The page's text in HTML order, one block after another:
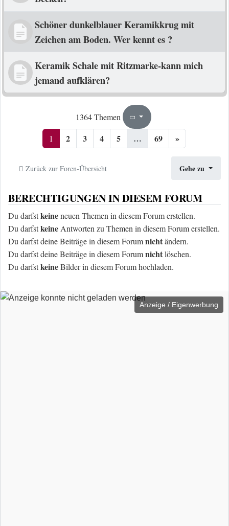
Schöner dunkelblauer Keramikkrug mit
Zeichen am Boden. Wer kennt es ?
Keramik Schale mit Ritzmarke-kann mich
jemand aufklären?
1364 Themen Seite1
1 2 3 4 5 … 69 »
Zurück zur Foren-Übersicht Gehe zu
BERECHTIGUNGEN IN DIESEM FORUM
Du darfstkeineneuen Themen in diesem Forum erstellen.
Du darfstkeineAntworten zu Themen in diesem Forum erstellen.
Du darfst deine Beiträge in diesem Forumnichtändern.
Du darfst deine Beiträge in diesem Forumnichtlöschen.
Du darfstkeineBilder in diesem Forum hochladen.
Anzeige / Eigenwerbung